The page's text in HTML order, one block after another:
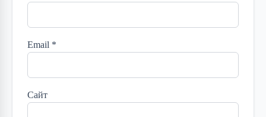
Email *
Сайт